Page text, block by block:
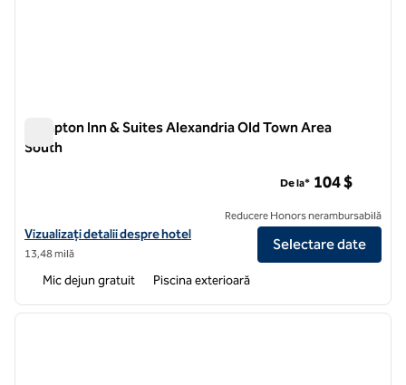
Hampton Inn & Suites Alexandria Old Town Area
South
Vizualizați detaliile hotelului pentru Hampton Inn & Suites Alexandria
Vizualizați detalii despre hotel
13,48 milă
De la* 104 $
Reducere Honors nerambursabilă
Selectare date
Mic dejun gratuit Piscina exterioară
1 din 11